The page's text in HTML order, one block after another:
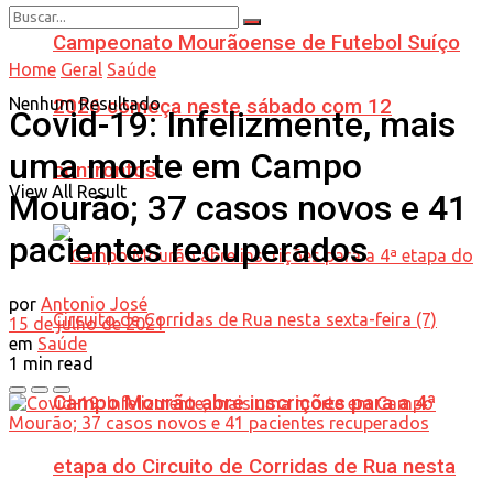
Campeonato Mourãoense de Futebol Suíço
2026 começa neste sábado com 12
confrontos
Campo Mourão abre inscrições para a 4ª
etapa do Circuito de Corridas de Rua nesta
Nenhum Resultado
View All Result
Home Geral Saúde
Covid-19: Infelizmente, mais
uma morte em Campo
Mourão; 37 casos novos e 41
pacientes recuperados
por Antonio José
15 de julho de 2021
em Saúde
1 min read